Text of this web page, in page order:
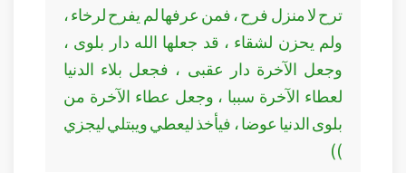
ترح لا منزل فرح ، فمن عرفها لم يفرح لرخاء ،
ولم يحزن لشقاء ، قد جعلها الله دار بلوى ،
وجعل الآخرة دار عقبى ، فجعل بلاء الدنيا
لعطاء الآخرة سببا ، وجعل عطاء الآخرة من
بلوى الدنيا عوضا ، فيأخذ ليعطي ويبتلي ليجزي
))